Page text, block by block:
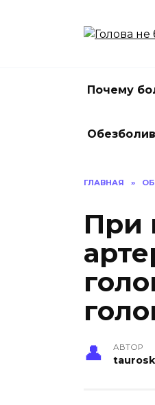
Почему
ГЛАВНАЯ »
При
АВТОР